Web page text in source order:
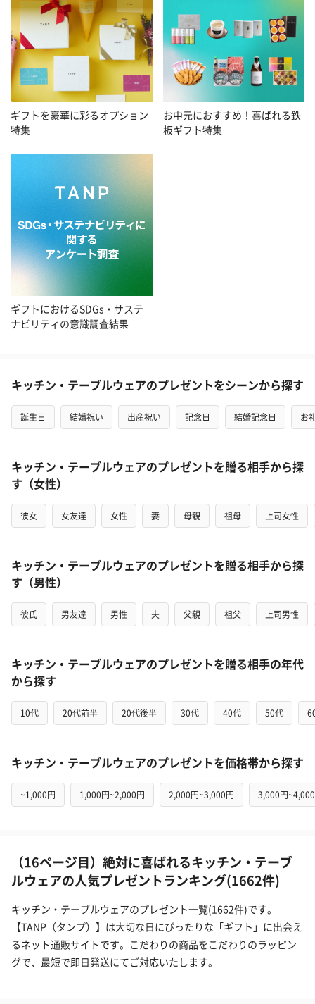
ギフトを豪華に彩るオプション
特集
お中元におすすめ！喜ばれる鉄
板ギフト特集
ギフトにおけるSDGs・サステ
ナビリティの意識調査結果
キッチン・テーブルウェアのプレゼントをシーンから探す
誕生日 結婚祝い 出産祝い 記念日 結婚記念日 お
キッチン・テーブルウェアのプレゼントを贈る相手から探
す（女性）
彼女 女友達 女性 妻 母親 祖母 上司女性
キッチン・テーブルウェアのプレゼントを贈る相手から探
す（男性）
彼氏 男友達 男性 夫 父親 祖父 上司男性
キッチン・テーブルウェアのプレゼントを贈る相手の年代
から探す
10代 20代前半 20代後半 30代 40代 50代
キッチン・テーブルウェアのプレゼントを価格帯から探す
~1,000円 1,000円~2,000円 2,000円~3,000円 3,000円
（16ページ目）絶対に喜ばれるキッチン・テーブ
ルウェアの人気プレゼントランキング(1662件)
キッチン・テーブルウェアのプレゼント一覧(1662件)です。
【TANP（タンプ）】は大切な日にぴったりな「ギフト」に出会え
るネット通販サイトです。こだわりの商品をこだわりのラッピン
グで、最短で即日発送にてご対応いたします。